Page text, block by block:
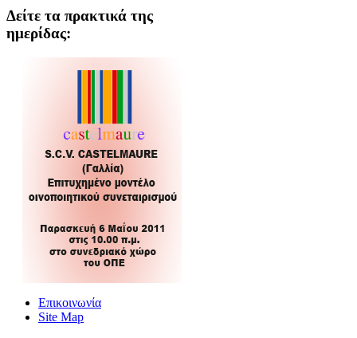
Δείτε τα πρακτικά της
ημερίδας:
Επικοινωνία
Site Map